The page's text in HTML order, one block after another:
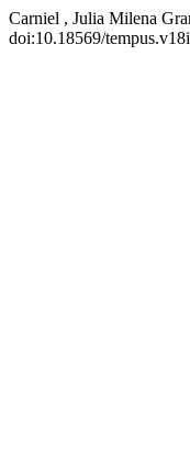
Carniel , Julia Milena
doi:10.18569/